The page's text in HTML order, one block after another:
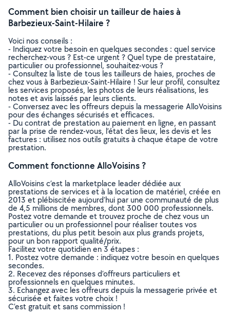
Comment bien choisir un tailleur de haies à
Barbezieux-Saint-Hilaire ?
Voici nos conseils :
- Indiquez votre besoin en quelques secondes : quel service
recherchez-vous ? Est-ce urgent ? Quel type de prestataire,
particulier ou professionnel, souhaitez-vous ?
- Consultez la liste de tous les tailleurs de haies, proches de
chez vous à Barbezieux-Saint-Hilaire ! Sur leur profil, consultez
les services proposés, les photos de leurs réalisations, les
notes et avis laissés par leurs clients.
- Conversez avec les offreurs depuis la messagerie AlloVoisins
pour des échanges sécurisés et efficaces.
- Du contrat de prestation au paiement en ligne, en passant
par la prise de rendez-vous, l’état des lieux, les devis et les
factures : utilisez nos outils gratuits à chaque étape de votre
prestation.
Comment fonctionne AlloVoisins ?
AlloVoisins c’est la marketplace leader dédiée aux
prestations de services et à la location de matériel, créée en
2013 et plébiscitée aujourd’hui par une communauté de plus
de 4,5 millions de membres, dont 300 000 professionnels.
Postez votre demande et trouvez proche de chez vous un
particulier ou un professionnel pour réaliser toutes vos
prestations, du plus petit besoin aux plus grands projets,
pour un bon rapport qualité/prix.
Facilitez votre quotidien en 3 étapes :
1. Postez votre demande : indiquez votre besoin en quelques
secondes.
2. Recevez des réponses d’offreurs particuliers et
professionnels en quelques minutes.
3. Echangez avec les offreurs depuis la messagerie privée et
sécurisée et faites votre choix !
C’est gratuit et sans commission !